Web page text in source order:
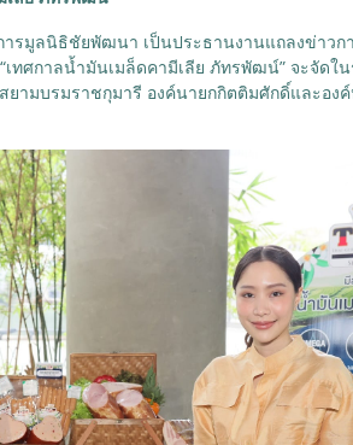
รมูลนิธิชัยพัฒนา เป็นประธานงานแถลงข่าว
ทศกาลน้ำมันเมล็ดคามีเลีย ภัทรพัฒน์” จะจัดใ
ยามบรมราชกุมารี องค์นายกกิตติมศักดิ์และ